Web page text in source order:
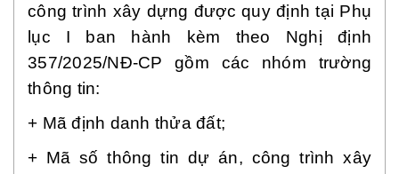
công trình xây dựng được quy định tại Phụ
lục I ban hành kèm theo Nghị định
357/2025/NĐ-CP gồm các nhóm trường
thông tin:
+ Mã định danh thửa đất;
+ Mã số thông tin dự án, công trình xây